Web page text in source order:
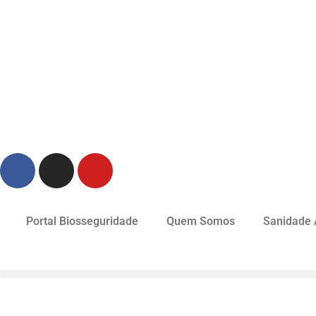
Portal Biosseguridade Quem Somos Sanidade